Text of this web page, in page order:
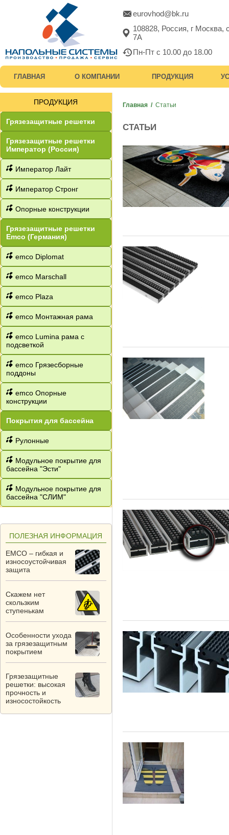
eurovhod@bk.ru
108828, Россия, г Москва,
7А
Пн-Пт с 10.00 до 18.00
ГЛАВНАЯ О КОМПАНИИ ПРОДУКЦИЯ
ПРОДУКЦИЯ
Грязезащитные решетки
Грязезащитные решетки
Император (Россия)
Император Лайт
Император Стронг
Опорные конструкции
Грязезащитные решетки
Emco (Германия)
emco Diplomat
emco Marschall
emco Plaza
emco Монтажная рама
emco Lumina рама с
подсветкой
emco Грязесборные
поддоны
emco Опорные
конструкции
Покрытия для бассейна
Рулонные
Модульное покрытие для
бассейна "Эсти"
Модульное покрытие для
бассейна "СЛИМ"
ПОЛЕЗНАЯ ИНФОРМАЦИЯ
EMCO – гибкая и
износоустойчивая
защита
Скажем нет
скользким
ступенькам
Особенности ухода
за грязезащитным
покрытием
Грязезащитные
решетки: высокая
прочность и
износостойкость
Главная / Статьи
СТАТЬИ